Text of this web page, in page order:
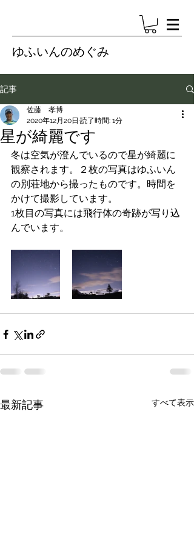
ゆふいんのめぐみ
記事
星が綺麗です
佐藤 孝博
2020年12月20日 読了時間: 1分
冬は空気が澄んでいるので星が綺麗に
観察されます。２枚の写真はゆふいん
の別荘地から撮ったものです。時間を
かけて撮影しています。
1枚目の写真には飛行体の奇跡が写り込
んでいます。
最新記事 すべて表示